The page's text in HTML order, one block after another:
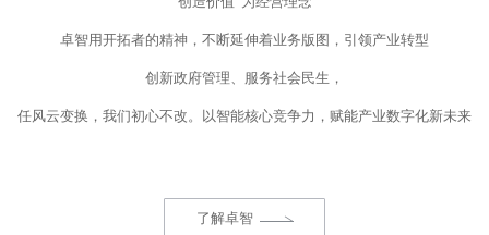
卓智用开拓者的精神，不断延伸着业务版图，引领产业转型
创新政府管理、服务社会民生，
任风云变换，我们初心不改。以智能核心竞争力，赋能产业数字化新未来
了解卓智